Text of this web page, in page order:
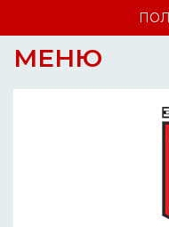
МЕНЮ